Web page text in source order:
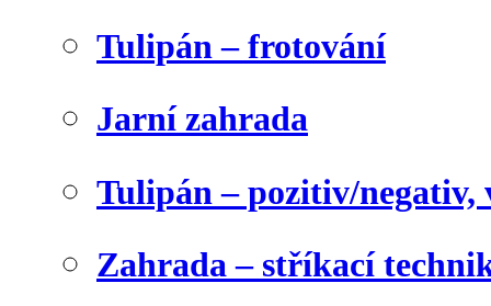
Tulipán – frotování
Jarní zahrada
Tulipán – pozitiv/negativ,
Zahrada – stříkací